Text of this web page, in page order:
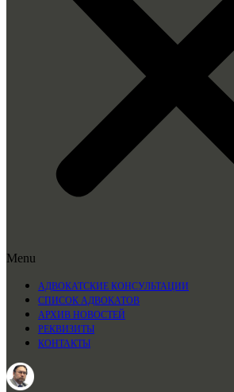
Menu
АДВОКАТСКИЕ КОНСУЛЬТАЦИИ
СПИСОК АДВОКАТОВ
АРХИВ НОВОСТЕЙ
РЕКВИЗИТЫ
КОНТАКТЫ